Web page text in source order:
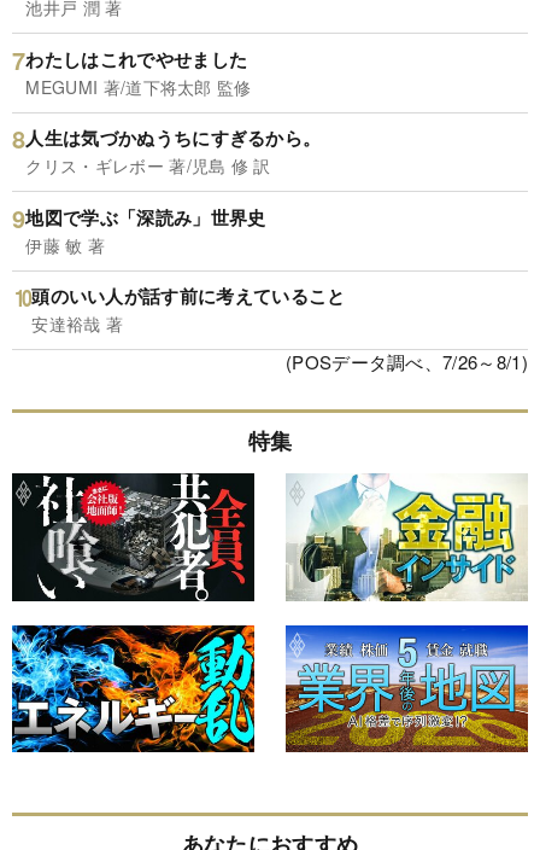
池井戸 潤 著
わたしはこれでやせました
MEGUMI 著/道下将太郎 監修
人生は気づかぬうちにすぎるから。
クリス・ギレボー 著/児島 修 訳
地図で学ぶ「深読み」世界史
伊藤 敏 著
頭のいい人が話す前に考えていること
安達裕哉 著
(POSデータ調べ、7/26～8/1)
特集